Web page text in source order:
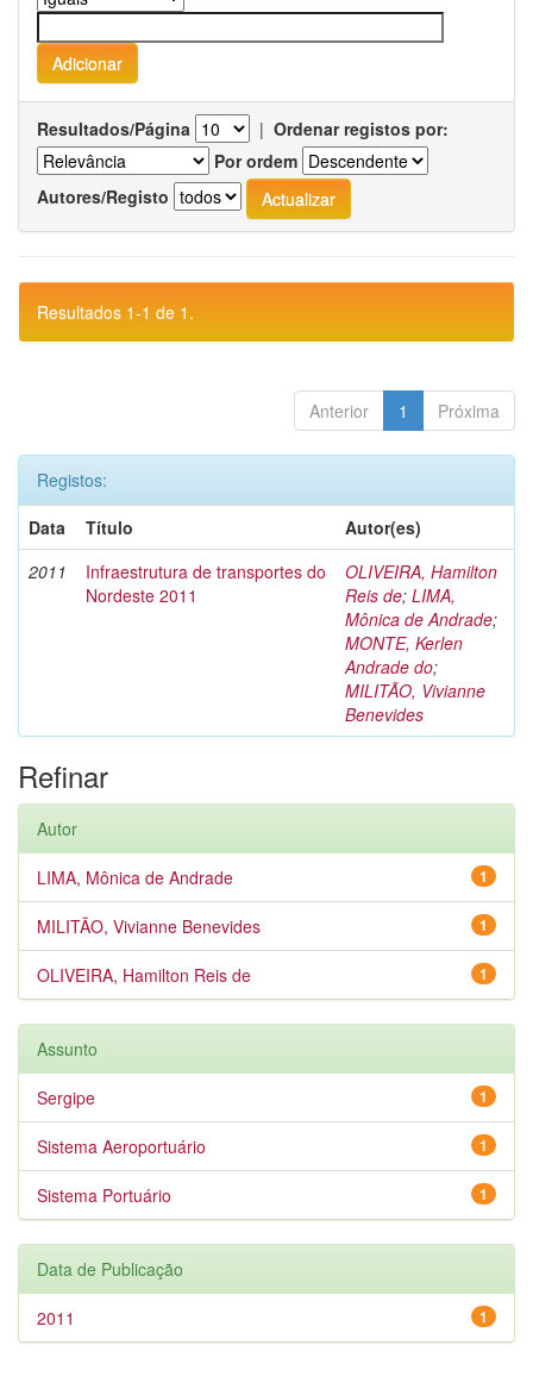
Resultados/Página | Ordenar registos por:
Por ordem
Autores/Registo
Resultados 1-1 de 1.
Anterior 1 Próxima
Registos:
Data
Título
Autor(es)
2011
Infraestrutura de transportes do
Nordeste 2011
OLIVEIRA, Hamilton
Reis de; LIMA,
Mônica de Andrade;
MONTE, Kerlen
Andrade do;
MILITÃO, Vivianne
Benevides
Refinar
Autor
1
LIMA, Mônica de Andrade
1
MILITÃO, Vivianne Benevides
1
OLIVEIRA, Hamilton Reis de
Assunto
1
Sergipe
1
Sistema Aeroportuário
1
Sistema Portuário
Data de Publicação
1
2011